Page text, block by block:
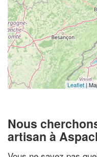
Leaflet|
Nous
artisan à